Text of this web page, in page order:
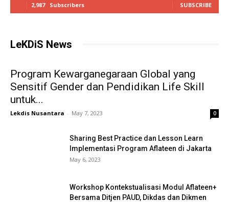
2,987 Subscribers SUBSCRIBE
LeKDiS News
Program Kewarganegaraan Global yang
Sensitif Gender dan Pendidikan Life Skill
untuk...
Lekdis Nusantara - May 7, 2023 0
Sharing Best Practice dan Lesson Learn
Implementasi Program Aflateen di Jakarta
May 6, 2023
Workshop Kontekstualisasi Modul Aflateen+
Bersama Ditjen PAUD, Dikdas dan Dikmen